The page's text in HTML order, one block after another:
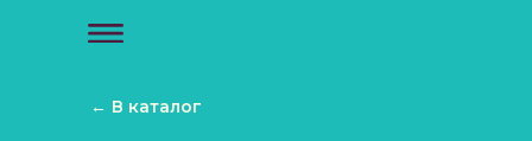
← В каталог